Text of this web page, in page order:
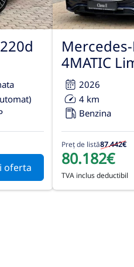
oferta
4MATIC
2026
4 km
Benzina
Preț de listă87.442€
80.182€
TVA inclus deductibil